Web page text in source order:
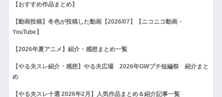
【おすすめ作品まとめ】
【動画投稿】冬色が投稿した動画【2026/07】【ニコニコ動画・
YouTube】
【2026年夏アニメ】紹介・感想まとめ一覧
【やる夫スレ紹介・感想】やる夫広場 2026年GWプチ短編祭 紹介まと
め
【やる夫スレ十選 2026年2月】人気作品まとめ＆紹介記事一覧